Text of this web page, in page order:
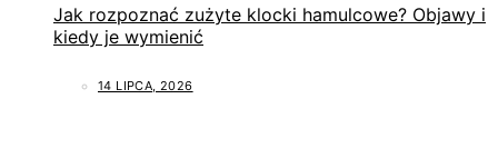
Jak rozpoznać zużyte klocki hamulcowe? Objawy i
kiedy je wymienić
14 LIPCA, 2026